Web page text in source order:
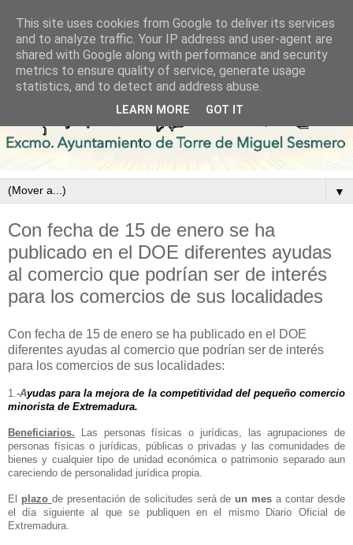
▼
Con fecha de 15 de enero se ha
publicado en el DOE diferentes ayudas
al comercio que podrían ser de interés
para los comercios de sus localidades
Con fecha de 15 de enero se ha publicado en el DOE
diferentes ayudas al comercio que podrían ser de interés
para los comercios de sus localidades:
1.-Ayudas para la mejora de la competitividad del pequeño comercio
minorista de Extremadura.
Beneficiarios.
Las personas físicas o jurídicas, las agrupaciones de
personas físicas o jurídicas, públicas o privadas y las comunidades de
bienes y cualquier tipo de unidad económica o patrimonio separado aun
careciendo de personalidad jurídica propia.
El plazo de presentación de solicitudes será de un mes a contar desde
el día siguiente al que se publiquen en el mismo Diario Oficial de
Extremadura.
This site uses cookies from Google to deliver its services
and to analyze traffic. Your IP address and user-agent are
shared with Google along with performance and security
metrics to ensure quality of service, generate usage
statistics, and to detect and address abuse.
LEARN MORE GOT IT